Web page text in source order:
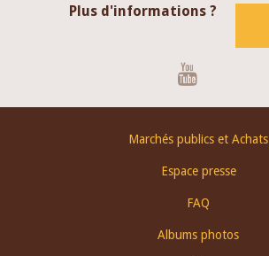
Plus d'informations ?
Marchés publics et Achats
Espace presse
FAQ
Albums photos